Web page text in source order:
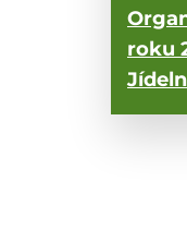
roku